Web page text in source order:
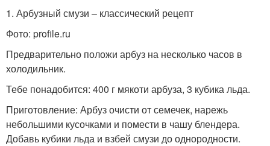
1. Арбузный смузи – классический рецепт
Фото: profile.ru
Предварительно положи арбуз на несколько часов в
холодильник.
Тебе понадобится: 400 г мякоти арбуза, 3 кубика льда.
Приготовление: Арбуз очисти от семечек, нарежь
небольшими кусочками и помести в чашу блендера.
Добавь кубики льда и взбей смузи до однородности.